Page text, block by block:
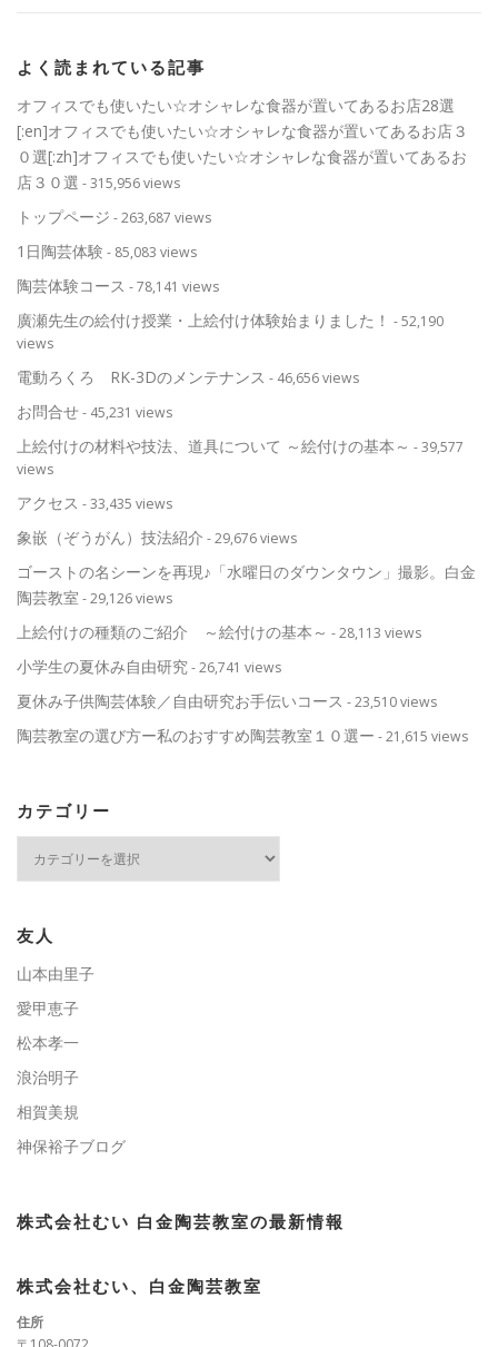
よく読まれている記事
オフィスでも使いたい☆オシャレな食器が置いてあるお店28選
[:en]オフィスでも使いたい☆オシャレな食器が置いてあるお店３
０選[:zh]オフィスでも使いたい☆オシャレな食器が置いてあるお
店３０選 - 315,956 views
トップページ - 263,687 views
1日陶芸体験 - 85,083 views
陶芸体験コース - 78,141 views
廣瀬先生の絵付け授業・上絵付け体験始まりました！ - 52,190
views
電動ろくろ RK-3Dのメンテナンス - 46,656 views
お問合せ- 45,231 views
上絵付けの材料や技法、道具について ～絵付けの基本～ - 39,577
views
アクセス - 33,435 views
象嵌（ぞうがん）技法紹介 - 29,676 views
ゴーストの名シーンを再現♪「水曜日のダウンタウン」撮影。白金
陶芸教室 - 29,126 views
上絵付けの種類のご紹介 ～絵付けの基本～ - 28,113 views
小学生の夏休み自由研究- 26,741 views
夏休み子供陶芸体験／自由研究お手伝いコース - 23,510 views
陶芸教室の選び方ー私のおすすめ陶芸教室１０選ー - 21,615 views
カテゴリー
ー
友人
山本由里子
愛甲恵子
松本孝一
浪治明子
相賀美規
神保裕子ブログ
株式会社むい 白金陶芸教室の最新情報
株式会社むい、白金陶芸教室
住所